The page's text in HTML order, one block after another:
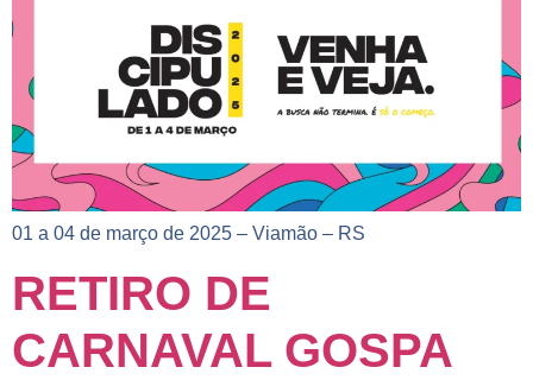
01 a 04 de março de 2025 – Viamão – RS
RETIRO DE
CARNAVAL GOSPA